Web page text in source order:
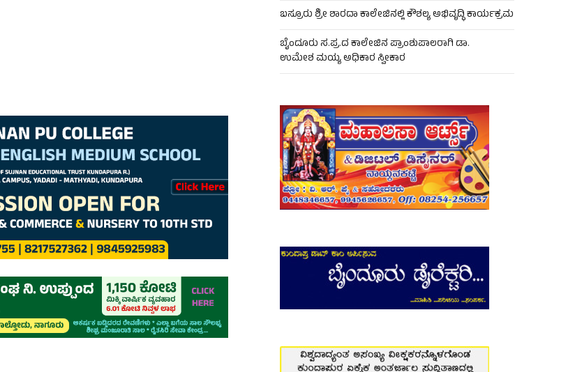
ಬಸ್ರೂರು ಶ್ರೀ ಶಾರದಾ ಕಾಲೇಜಿನಲ್ಲಿ ಕೌಶಲ್ಯ ಅಭಿವೃದ್ಧಿ ಕಾರ್ಯಕ್ರಮ
ಬೈಂದೂರು ಸ.ಪ್ರ.ದ ಕಾಲೇಜಿನ ಪ್ರಾಂಶುಪಾಲರಾಗಿ ಡಾ.
ಉಮೇಶ ಮಯ್ಯ ಅಧಿಕಾರ ಸ್ವೀಕಾರ